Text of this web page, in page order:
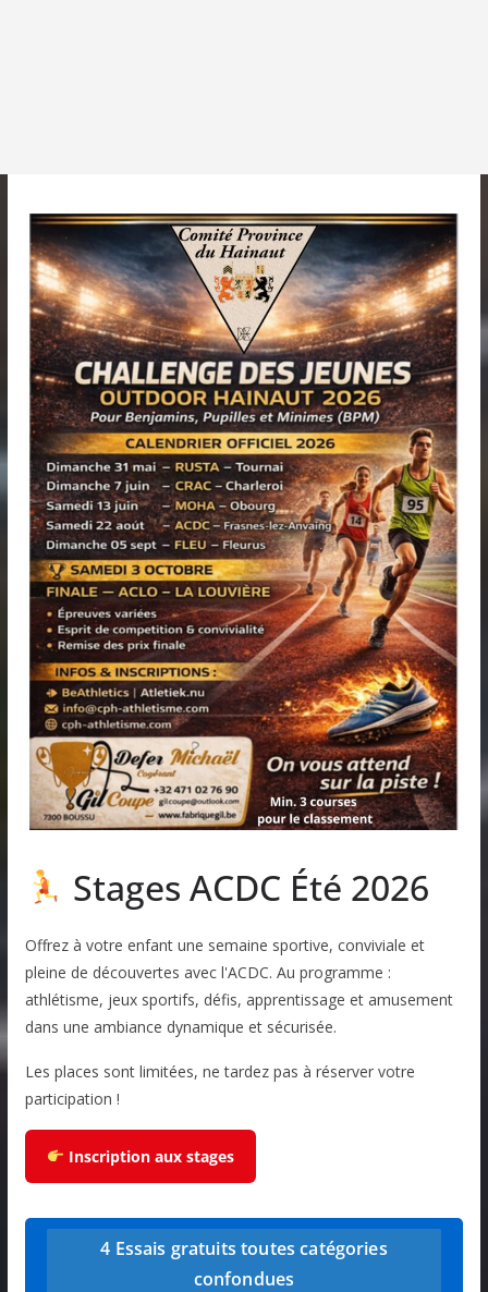
Stages ACDC Été 2026
Offrez à votre enfant une semaine sportive, conviviale et
pleine de découvertes avec l'ACDC. Au programme :
athlétisme, jeux sportifs, défis, apprentissage et amusement
dans une ambiance dynamique et sécurisée.
Les places sont limitées, ne tardez pas à réserver votre
participation !
Inscription aux stages
4 Essais gratuits toutes catégories
confondues